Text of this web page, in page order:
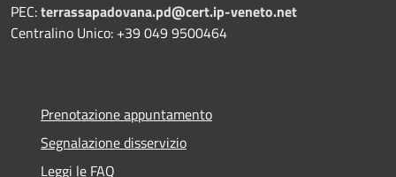
PEC:terrassapadovana.pd@cert.ip-veneto.net
Centralino Unico: +39 049 9500464
Prenotazione appuntamento
Segnalazione disservizio
Leggi le FAQ